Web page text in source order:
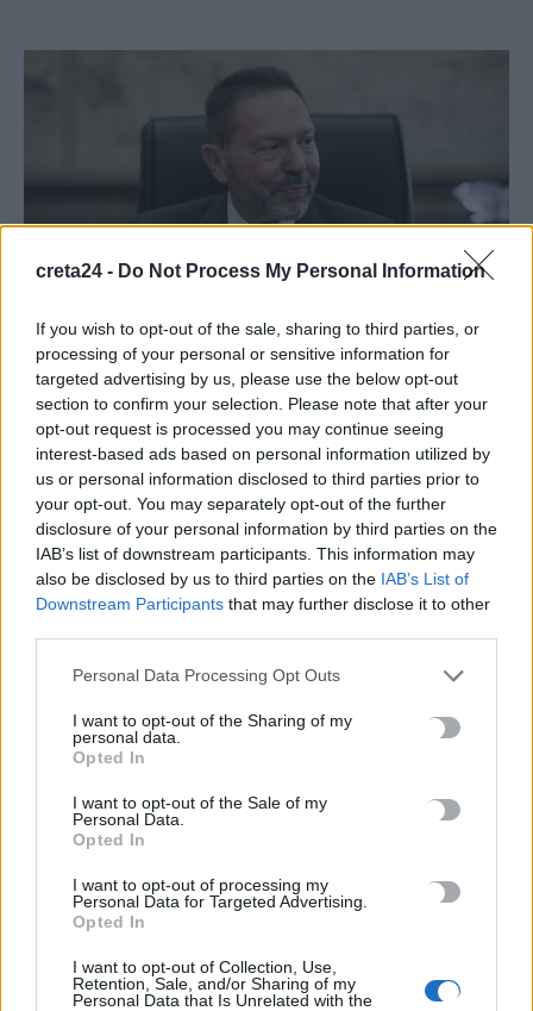
creta24 - Do Not Process My Personal Information
If you wish to opt-out of the sale, sharing to third parties, or
processing of your personal or sensitive information for
targeted advertising by us, please use the below opt-out
section to confirm your selection. Please note that after your
opt-out request is processed you may continue seeing
interest-based ads based on personal information utilized by
us or personal information disclosed to third parties prior to
your opt-out. You may separately opt-out of the further
disclosure of your personal information by third parties on the
IAB’s list of downstream participants. This information may
also be disclosed by us to third parties on the IAB’s List of
Downstream Participants that may further disclose it to other
Personal Data Processing Opt Outs
I want to opt-out of the Sharing of my
personal data.
Opted In
I want to opt-out of the Sale of my
Personal Data.
Opted In
I want to opt-out of processing my
Personal Data for Targeted Advertising.
Opted In
I want to opt-out of Collection, Use,
Retention, Sale, and/or Sharing of my
Personal Data that Is Unrelated with the
ΟΙΚΟΝΟΜΙΑ
Στουρνάρας: Η ΕΚΤ πέτυχε ομαλή
προσγείωση και ανθεκτικότητα για την
οικονομία
Η Ευρωπαϊκή Κεντρική Τράπεζα πέτυχε μια «ομαλή προσγείωση»
επαναφέροντας τον πληθωρισμό στο 2% και διατηρώντας
παράλληλα την οικονομική ανθεκτικότητα, δήλωσε ο Γιάννης…
Newsroom
ΡΟΗ ΕΙΔΗΣΕΩΝ
Αυγενάκης: Να επανεξεταστεί ουσιαστικά το νέο Ειδικό
Χωροταξικό για τη Βιομηχανία και την Εφοδιαστική Αλυσίδα
με ειδική μέριμνα για την Κρήτη
10 Αυγούστου, 2026
Με τι καιρό θα γιορτάσουμε τον Δεκαπενταύγουστο